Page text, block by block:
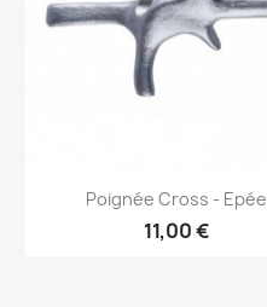
Aperçu rapide
Poignée Cross - Epée
11,00 €